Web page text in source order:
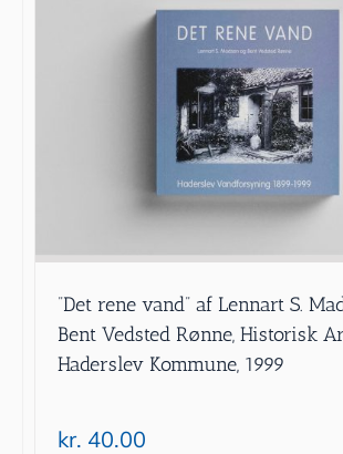
”Det rene vand” af Lennart S.
Bent Vedsted Rønne, Historisk
Haderslev Kommune, 1999
kr. 40.00